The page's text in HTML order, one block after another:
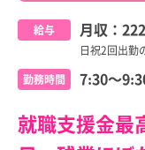
給与 月収：
日祝2回出勤
勤務時間
7:30～
就職支援金最